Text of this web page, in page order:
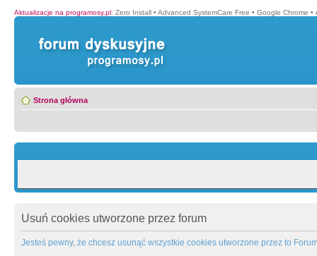
Aktualizacje na programosy.pl: Zero Install • Advanced SystemCare Free • Google Chrome •
Strona główna
Usuń cookies utworzone przez forum
Jesteś pewny, że chcesz usunąć wszystkie cookies utworzone przez to